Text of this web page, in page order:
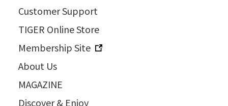
Customer Support
TIGER Online Store
Membership Site
About Us
MAGAZINE
Discover & Enjoy